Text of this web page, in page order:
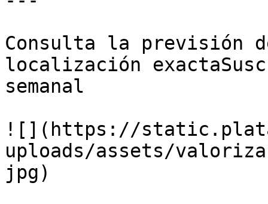
Consulta la previsión
localización
semanal
![](https://
uploads/assets/
jpg)